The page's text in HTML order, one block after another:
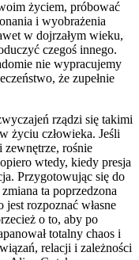
życiem, próbować
i wyobrażenia
w dojrzałym wieku,
czegoś innego.
nie wypracujemy
że zupełnie
rządzi się takimi
życiu człowieka. Jeśli
zewnętrze, rośnie
wtedy, kiedy presja
Przygotowując się do
ta poprzedzona
jest rozpoznać własne
o to, aby po
totalny chaos i
relacji i zależności